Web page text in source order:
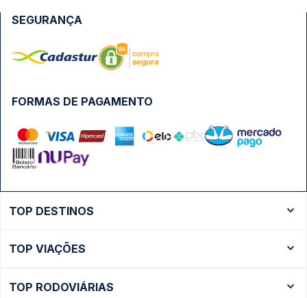
FORMAS DE PAGAMENTO
SEGURANÇA
TOP DESTINOS
Ônibus São Paulo
TOP VIAÇÕES
TOP RODOVIÁRIAS